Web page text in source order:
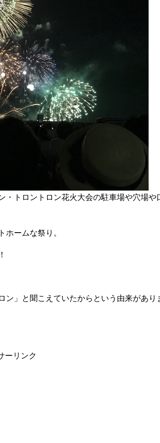
トロントロン花火大会の駐車場や穴場や
ホームな祭り。
ン」と聞こえていたからという由来があり
ーリンク